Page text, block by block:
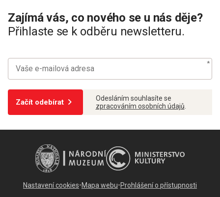
Zajímá vás, co nového se u nás děje?
Přihlaste se k odběru newsletteru.
Začít odebírat
Odesláním souhlasíte se
zpracováním osobních údajů.
Nastavení cookies•Mapa webu•Prohlášení o přístupnosti